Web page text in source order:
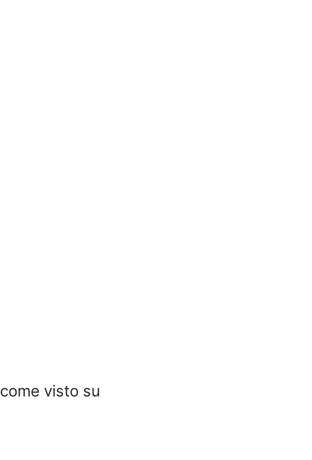
come visto su